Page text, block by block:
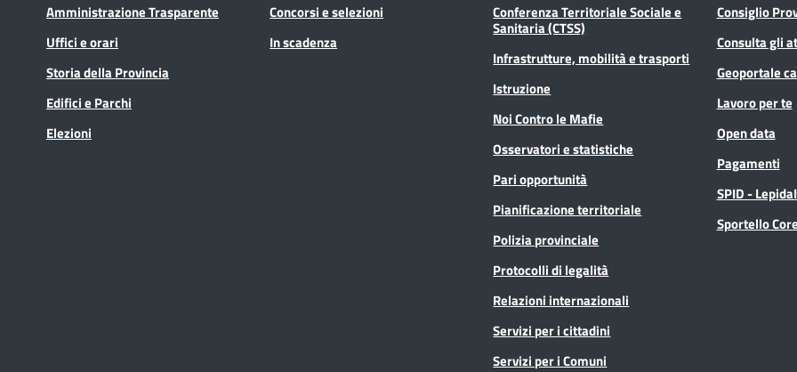
Amministrazione Trasparente
Uffici e orari
Storia della Provincia
Edifici e Parchi
Elezioni
Concorsi e selezioni
In scadenza
Conferenza Territoriale Sociale e
Sanitaria (CTSS)
Infrastrutture, mobilità e trasporti
Istruzione
Noi Contro le Mafie
Osservatori e statistiche
Pari opportunità
Pianificazione territoriale
Polizia provinciale
Protocolli di legalità
Relazioni internazionali
Servizi per i cittadini
Servizi per i Comuni
Consiglio
Consulta gli
Geoportale
Lavoro per te
Open data
Pagamenti
SPID -
Sportello